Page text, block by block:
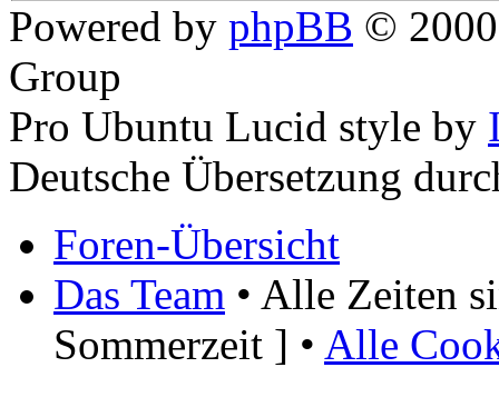
Powered by phpBB ©
Group
Pro Ubuntu Lucid style by
Deutsche Übersetzung
Foren-Übersicht
Das Team • Alle Zeiten
Sommerzeit ] • Alle